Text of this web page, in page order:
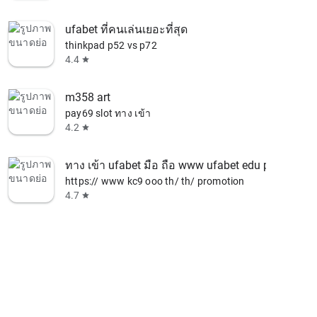
ufabet ที่คนเล่นเยอะที่สุด
thinkpad p52 vs p72
4.4 star
m358 art
pay69 slot ทาง เข้า
4.2 star
ทาง เข้า ufabet มือ ถือ www ufabet edu pl
https:// www kc9 ooo th/ th/ promotion
4.7 star